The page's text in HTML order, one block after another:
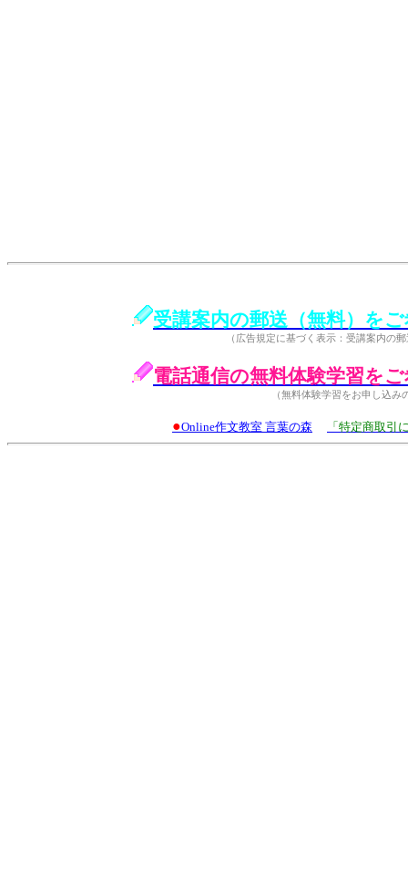
受講案内の郵送（無料）を
（広告規定に基づく表示：受講案内の
電話通信の無料体験学習を
（無料体験学習をお申し込
●Online作文教室 言葉の森 「特定商取引